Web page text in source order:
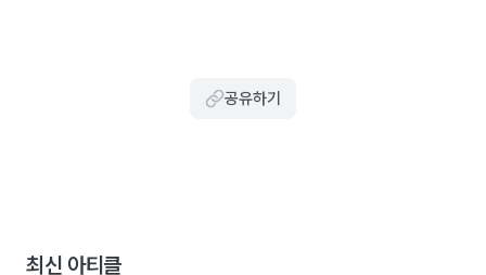
공유하기
최신 아티클